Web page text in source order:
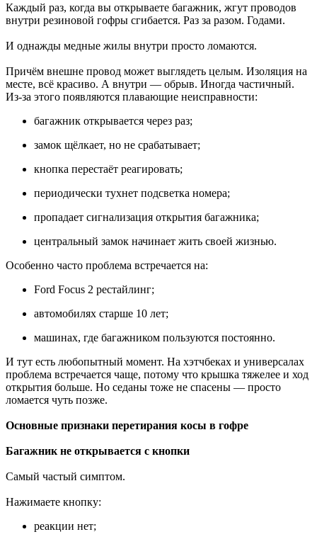
Каждый раз, когда вы открываете багажник, жгут проводов
внутри резиновой гофры сгибается. Раз за разом. Годами.
И однажды медные жилы внутри просто ломаются.
Причём внешне провод может выглядеть целым. Изоляция на
месте, всё красиво. А внутри — обрыв. Иногда частичный.
Из-за этого появляются плавающие неисправности:
багажник открывается через раз;
замок щёлкает, но не срабатывает;
кнопка перестаёт реагировать;
периодически тухнет подсветка номера;
пропадает сигнализация открытия багажника;
центральный замок начинает жить своей жизнью.
Особенно часто проблема встречается на:
Ford Focus 2 рестайлинг;
автомобилях старше 10 лет;
машинах, где багажником пользуются постоянно.
И тут есть любопытный момент. На хэтчбеках и универсалах
проблема встречается чаще, потому что крышка тяжелее и ход
открытия больше. Но седаны тоже не спасены — просто
ломается чуть позже.
Основные признаки перетирания косы в гофре
Багажник не открывается с кнопки
Самый частый симптом.
Нажимаете кнопку:
реакции нет;